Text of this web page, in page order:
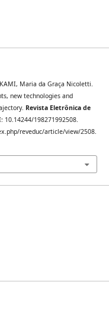
Maria da Graça Nicoletti.
new technologies and
Revista Eletrônica de
10.14244/198271992508.
reveduc/article/view/2508.